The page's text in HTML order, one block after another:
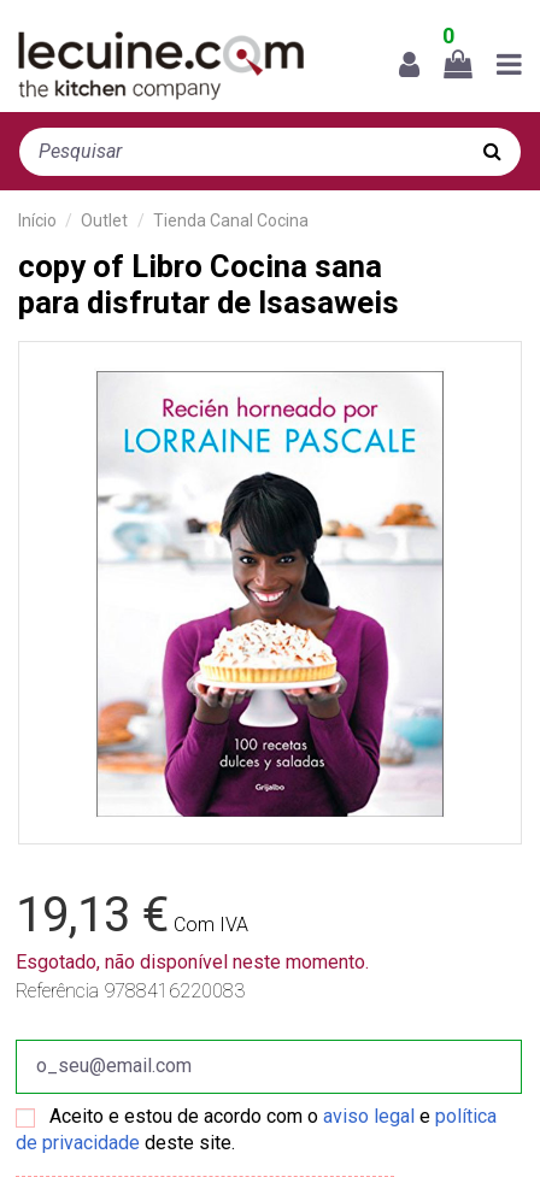
0
Início Outlet Tienda Canal Cocina
copy of Libro Cocina sana
para disfrutar de Isasaweis
19,13 € Com IVA
Esgotado, não disponível neste momento.
Referência 9788416220083
Aceito e estou de acordo com oaviso legal epolítica
de privacidade deste site.